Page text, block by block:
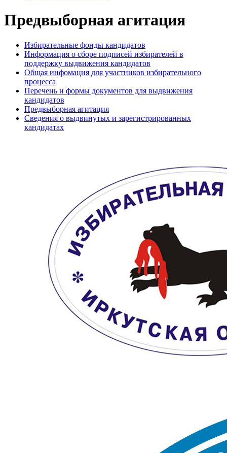
Предвыборная агитация
Избирательные фонды кандидатов
Информация о сборе подписей избирателей в
поддержку выдвижения кандидатов
Общая инфомация для участников избирательного
процесса
Перечень и формы документов для выдвижения
кандидатов
Предвыборная агитация
Сведения о выдвинутых и зарегистрированных
кандидатах